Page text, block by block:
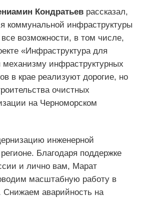
Кондратьев рассказал,
коммунальной инфраструктуры
все возможности, в том числе,
«Инфраструктура для
механизму инфраструктурных
в крае реализуют дорогие, но
очистных
на Черноморском
инженерной
Благодаря поддержке
и лично вам, Марат
масштабную работу в
Снижаем аварийность на